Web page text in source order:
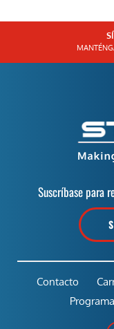
Suscríbase para
Contacto